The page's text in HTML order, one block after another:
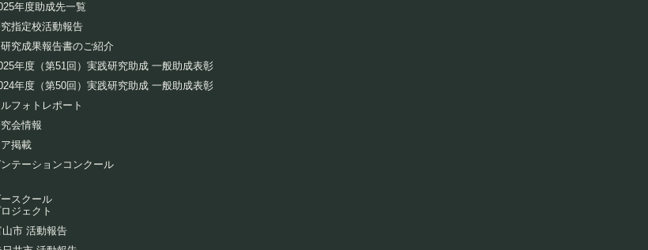
年度助成先一覧
指定校活動報告
究成果報告書のご紹介
年度（第51回）実践研究助成 一般助成表彰
年度（第50回）実践研究助成 一般助成表彰
フォトレポート
会情報
掲載
テーションコンクール
スクール
ジェクト
山市 活動報告